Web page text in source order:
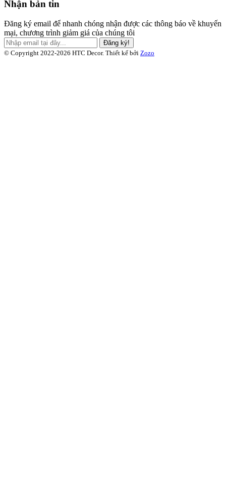
Nhận bản tin
Đăng ký email để nhanh chóng nhận được các thông báo về khuyến
mại, chương trình giảm giá của chúng tôi
Đăng ký!
© Copyright 2022-2026 HTC Decor. Thiết kế bởi Zozo